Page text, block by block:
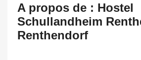
A propos de : Hostel
Schullandheim
Renthendorf